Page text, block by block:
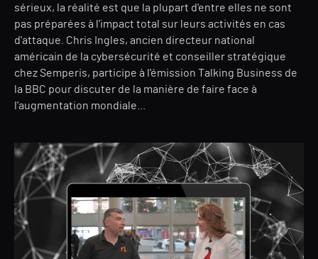
sérieux, la réalité est que la plupart d'entre elles ne sont
pas préparées à l'impact total sur leurs activités en cas
d'attaque. Chris Ingles, ancien directeur national
américain de la cybersécurité et conseiller stratégique
chez Semperis, participe à l'émission Talking Business de
la BBC pour discuter de la manière de faire face à
l'augmentation mondiale...